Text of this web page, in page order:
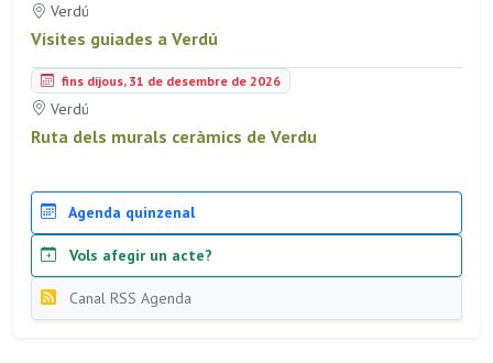
Verdú
Visites guiades a Verdú
fins dijous, 31 de desembre de 2026
Verdú
Ruta dels murals ceràmics de Verdu
Agenda quinzenal
Vols afegir un acte?
Canal RSS Agenda